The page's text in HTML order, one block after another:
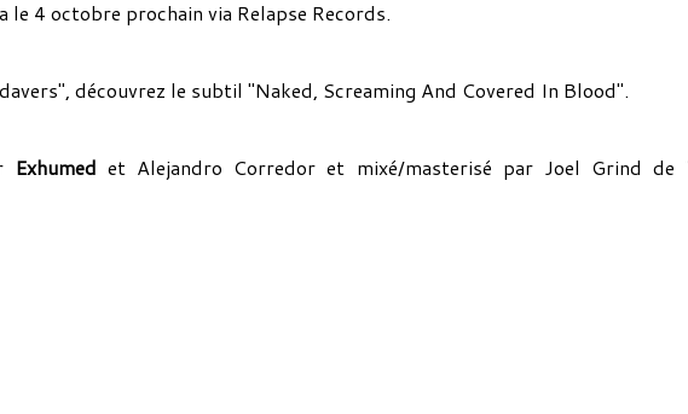
le 4 octobre prochain via Relapse Records.
découvrez le subtil "Naked, Screaming And Covered In Blood".
Exhumed et Alejandro Corredor et mixé/masterisé par Joel Grind de